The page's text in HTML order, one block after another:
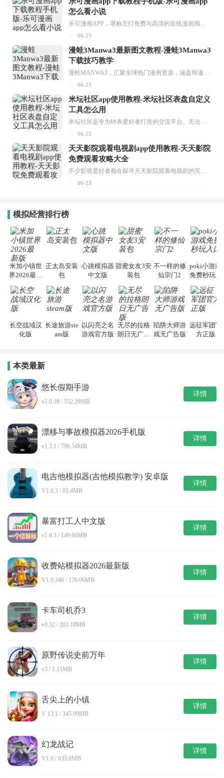
怎么看小说
乐可漫画APP，堪称主打免费与高清的在线漫画阅读神器。其官方版提供海量完整版漫画资源，无论是国内漫画，还是日漫、韩漫、台漫、美漫等国外漫画，应有尽有，随时供你阅读。只需轻点一下，便能直接进入阅读界面。不仅如此，乐可漫画最新版本更新速度极快，在这里，你总能抢先看到全网一手漫画章节内容！...
06-23
漫蛙3Manwa3最新图文教程-漫蛙3Manwa3
下载技巧教学
漫蛙MANWA3，汇聚全球热门漫画资源，涵盖韩漫、欧美漫画、国漫等多种类型，题材丰富多样，全方位满足用户阅读喜好。它不仅是阅读平台，更是创作平台，为广大用户打造零门槛创作环境。...
06-23
米坛社区app使用教程-米坛社区表盘自定义
工具怎么用
米坛社区是专为钟表爱好者打造的交流平台。无论你是初涉钟表领域的普通爱好者，还是拥有多年收藏经验的资深玩家，都能在此找到属于自己的天地。 无需注册，就能轻松参与其中。通过专业的讨论论坛与丰富的交互功能，你可与世界各地的钟表爱好者畅快交流。若你钟情于钟表，米坛社区无疑是值得一试的理想之选。在这里，你能获取最新的手表资讯，交流见解，提升鉴赏品味，让每一块手表都成为收藏故事中重要的一部分。感兴趣的朋友，不要错过下载机会。...
06-23
天天影院观看电视剧app使用教程-天天影院
免费观看攻略大全
不少影视爱好者都在探寻天天影院观看电视剧的完整方法，结合最新平台使用规则，本篇新手入门攻略全面讲解观看渠道、检索流程、播放设置以及画面模式调整等实用内容。全文适配手机、电脑等主流设备，步骤简洁易懂，无论是初次使用的新手，还是想要优化观影体验的用户，都能参照内容快速上手，熟练掌握平台各项操作技巧，轻松畅享影视内容。...
06-23
模拟经营排行榜
米加小镇世
界2026最新
正太岛安装
包
心跳模拟器
中文版
甜蜜女友3安
装包
不一样的修
仙宗门2
poki小游戏
免费秒玩入
长空战域汉
化版
长途旅游ste
am版
以闪亮之名
游戏官方版
无尽的拉格
朗日无广告
陷阱大师游
戏无广告版
远征军团官
方正版
本类最新
悠长假期手游
v1.0.39 / 552.29MB
详情
漂移与事故模拟器2026手机版
v1.3.1 / 796.54MB
详情
电吉他模拟器(吉他模拟教学) 安卓版
V1.0.3 / 82.4MB
详情
暴富打工人中文版
v1.0.3 / 149.66MB
详情
收费站模拟器2026最新版
V1.0.346 / 176.06MB
详情
卡车司机乔3
v0.32 / 203.18MB
详情
原野传说史前万年
v3 / 1.11MB
详情
舌尖上的小镇
V 13.1 / 345.99MB
详情
幻龙战记
V1.0 / 633.0MB
详情